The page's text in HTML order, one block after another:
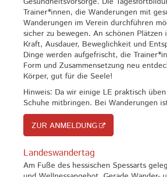
Trainer*innen, die Wanderungen mit
Wanderungen im Verein durchführen
sicher zu bewegen. An schönen
Kraft, Ausdauer, Beweglichkeit und
Dinge werden aufgefrischt, die
Form und Zusammensetzung neu
Körper, gut für die Seele!
Hinweis: Da wir einige LE praktisch
Schuhe mitbringen. Bei Wanderungen
ZUR ANMELDUNG
Landeswandertag
Am Fuße des hessischen Spessarts